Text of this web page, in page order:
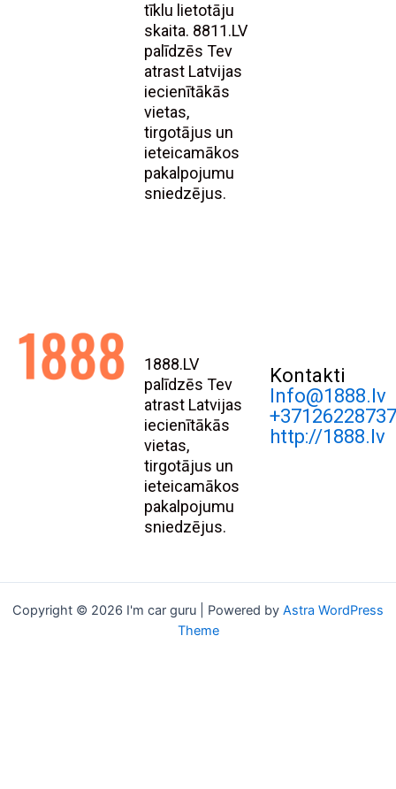
tīklu lietotāju
skaita. 8811.LV
palīdzēs Tev
atrast Latvijas
iecienītākās
vietas,
tirgotājus un
ieteicamākos
pakalpojumu
sniedzējus.
1888.LV
palīdzēs Tev
atrast Latvijas
iecienītākās
vietas,
tirgotājus un
ieteicamākos
pakalpojumu
sniedzējus.
Kontakti
Info@1888.lv
http://1888.lv
Copyright © 2026 I'm car guru | Powered by Astra WordPress
Theme